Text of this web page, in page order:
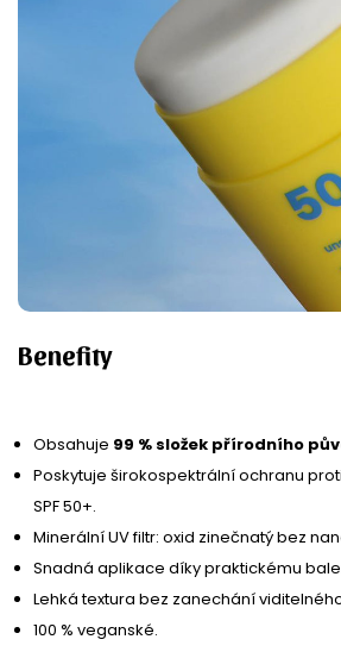
Benefity
Obsahuje 99 % složek přírodního
Poskytuje širokospektrální ochranu
SPF 50+.
Minerální UV filtr: oxid zinečnatý bez
Snadná aplikace díky praktickému
Lehká textura bez zanechání
100 % veganské.